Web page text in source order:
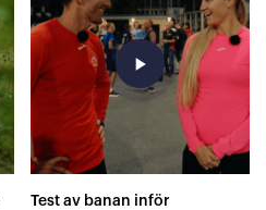
play_arrow
Test av banan inför